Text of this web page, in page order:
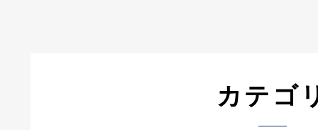
カテゴ